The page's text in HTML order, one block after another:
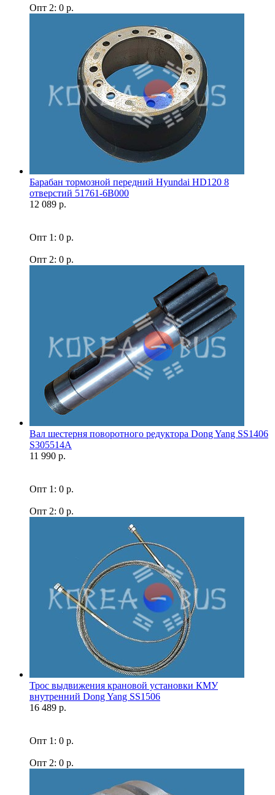
Опт 2: 0 р.
Барабан тормозной передний Hyundai HD120 8
отверстий 51761-6B000
12 089 р.
Опт 1: 0 р.
Опт 2: 0 р.
Вал шестерня поворотного редуктора Dong Yang SS1406
S305514A
11 990 р.
Опт 1: 0 р.
Опт 2: 0 р.
Трос выдвижения крановой установки КМУ
внутренний Dong Yang SS1506
16 489 р.
Опт 1: 0 р.
Опт 2: 0 р.